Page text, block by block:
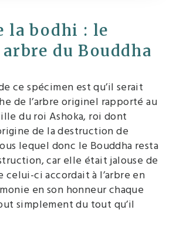
la bodhi : le
du Bouddha
ce spécimen est qu’il serait
de l’arbre originel rapporté au
du roi Ashoka, roi dont
de la destruction de
lequel donc le Bouddha resta
car elle était jalouse de
celui-ci accordait à l’arbre en
en son honneur chaque
simplement du tout qu’il